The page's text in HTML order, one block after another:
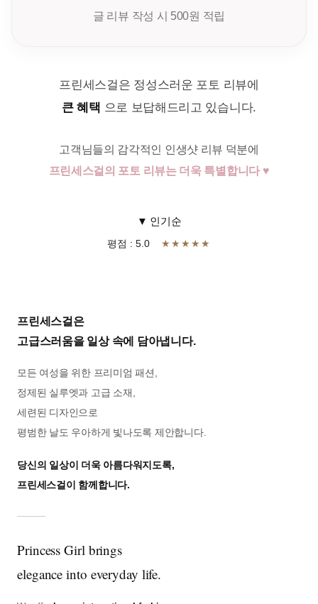
글 리뷰 작성 시 500원 적립
프린세스걸은 정성스러운 포토 리뷰에
큰 혜택 으로 보답해드리고 있습니다.
고객님들의 감각적인 인생샷 리뷰 덕분에
프린세스걸의 포토 리뷰는 더욱 특별합니다 ♥
▼ 인기순
평점 : 5.0 ★★★★★
프린세스걸은
고급스러움을 일상 속에 담아냅니다.
모든 여성을 위한 프리미엄 패션,
정제된 실루엣과 고급 소재,
세련된 디자인으로
평범한 날도 우아하게 빛나도록 제안합니다.
당신의 일상이 더욱 아름다워지도록,
프린세스걸이 함께합니다.
Princess Girl brings
elegance into everyday life.